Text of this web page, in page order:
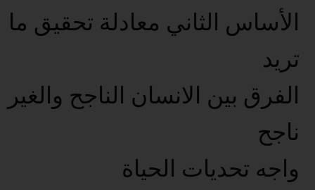
الأساس الثاني معادلة تحقيق ما
تريد
الفرق بين الانسان الناجح والغير
ناجح
واجه تحديات الحياة